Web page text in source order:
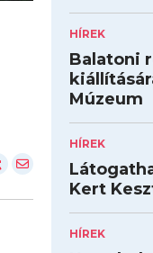
HÍREK
Balatoni
Múzeum
HÍREK
Kert
HÍREK